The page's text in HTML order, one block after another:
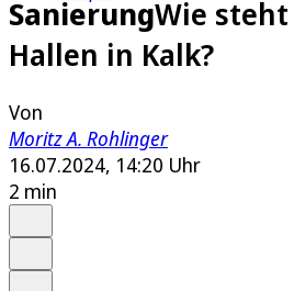
SanierungWie
Hallen in Kalk?
Von
Moritz A. Rohlinger
16.07.2024, 14:20 Uhr
2 min